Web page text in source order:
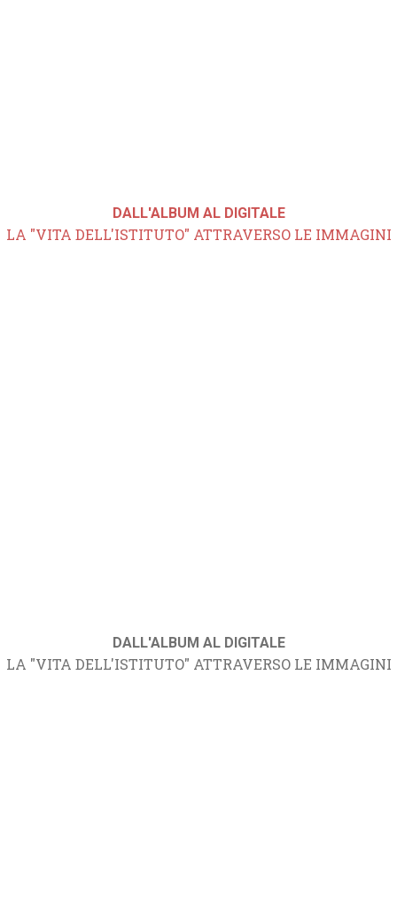
DALL'ALBUM AL DIGITALE
LA "VITA DELL'ISTITUTO" ATTRAVERSO LE IMMAGINI
DALL'ALBUM AL DIGITALE
LA "VITA DELL'ISTITUTO" ATTRAVERSO LE IMMAGINI